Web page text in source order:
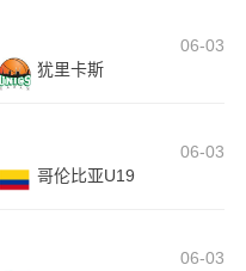
06-03
犹里卡斯
06-03
哥伦比亚U19
06-03